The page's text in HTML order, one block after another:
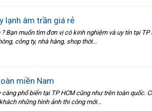
lạnh âm trần giá rẻ
Bạn muốn tìm đơn vị có kinh nghiệm và uy tín tại
công ty, nhà hàng, shop thời...
miền Nam
phổ biến tại TP HCM cũng như trên toàn quốc.
những hình ảnh thi công mới...